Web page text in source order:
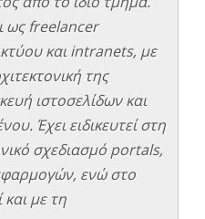
ως freelancer
και intranets, με
της
ιστοσελίδων και
Έχει ειδικευτεί στη
σχεδιασμό portals,
ενώ στο
με τη